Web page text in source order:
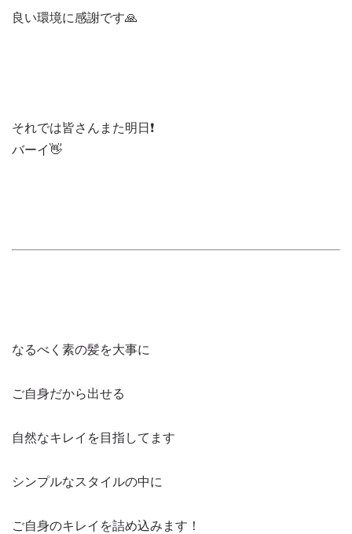
良い環境に感謝です🙏
それでは皆さんまた明日❗️
バーイ👋
なるべく素の髪を大事に
ご自身だから出せる
自然なキレイを目指してます
シンプルなスタイルの中に
ご自身のキレイを詰め込みます！